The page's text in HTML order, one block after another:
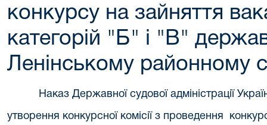
конкурсу на зайняття
категорій "Б" і "В"
Ленінському районному
Наказ Державної судової адміністрації
утворення конкурсної комісії з проведення